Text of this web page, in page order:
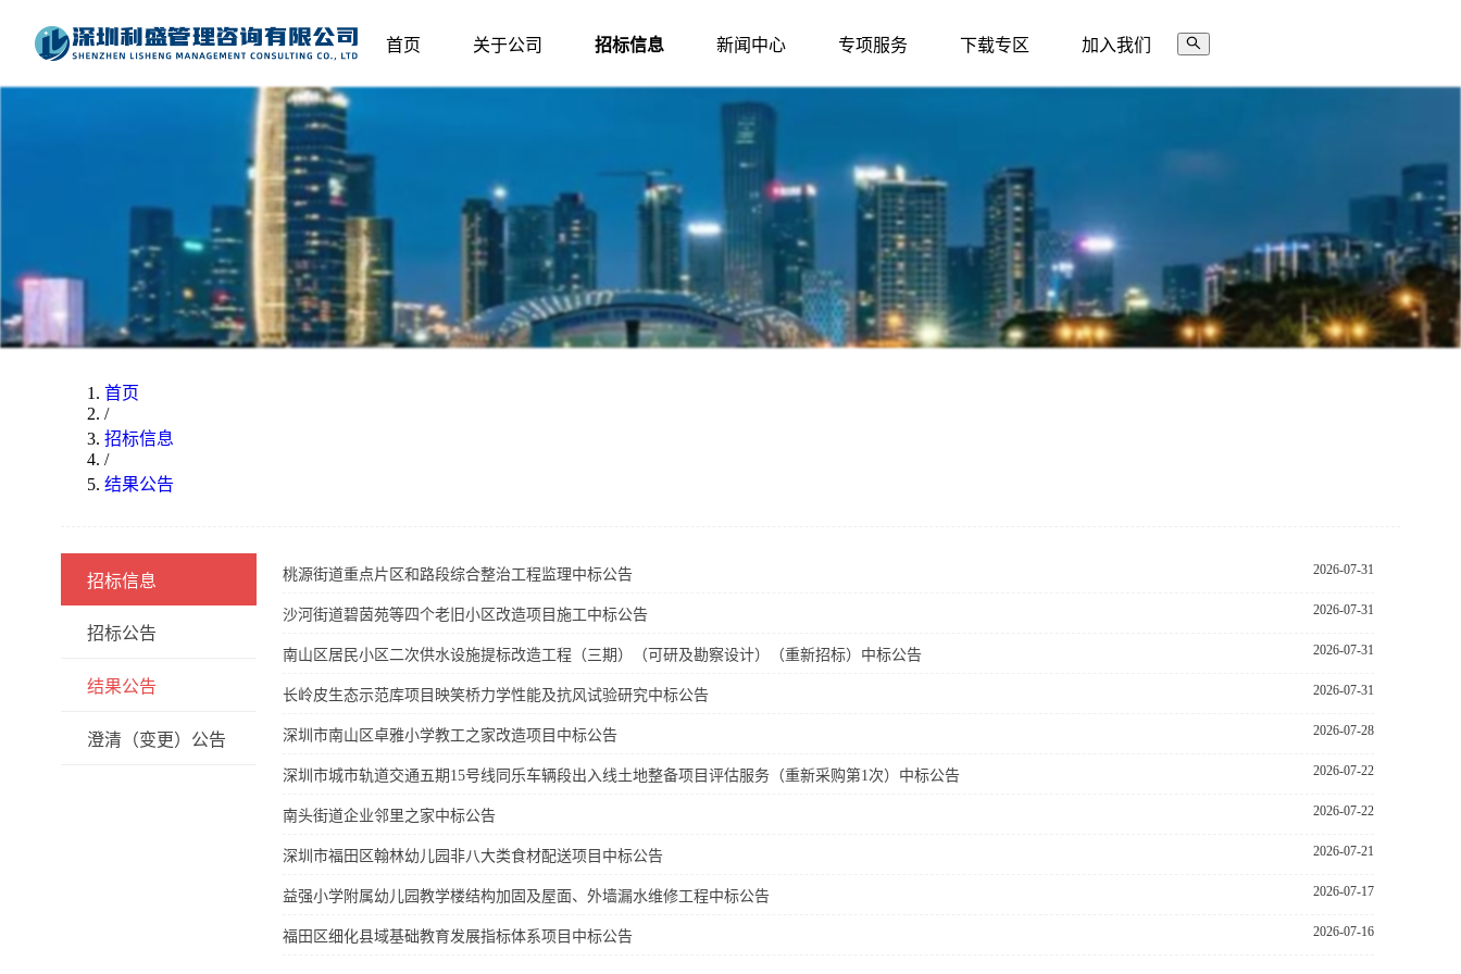
首页 关于公司 招标信息 新闻中心 专项服务 下载专区 加入我们
首页
/
招标信息
/
结果公告
招标信息
招标公告
结果公告
澄清（变更）公告
桃源街道重点片区和路段综合整治工程监理中标公告 2026-07-31
沙河街道碧茵苑等四个老旧小区改造项目施工中标公告 2026-07-31
南山区居民小区二次供水设施提标改造工程（三期）（可研及勘察设计）（重新招标）中标公告 2026-07-31
长岭皮生态示范库项目映笑桥力学性能及抗风试验研究中标公告 2026-07-31
深圳市南山区卓雅小学教工之家改造项目中标公告 2026-07-28
深圳市城市轨道交通五期15号线同乐车辆段出入线土地整备项目评估服务（重新采购第1次）中标公告 2026-07-22
南头街道企业邻里之家中标公告 2026-07-22
深圳市福田区翰林幼儿园非八大类食材配送项目中标公告 2026-07-21
益强小学附属幼儿园教学楼结构加固及屋面、外墙漏水维修工程中标公告 2026-07-17
福田区细化县域基础教育发展指标体系项目中标公告 2026-07-16